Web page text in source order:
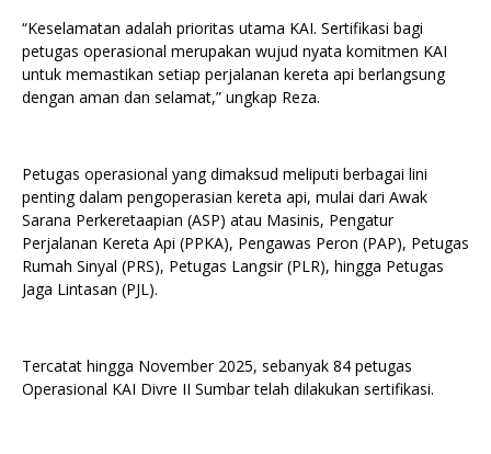
“Keselamatan adalah prioritas utama KAI. Sertifikasi bagi
petugas operasional merupakan wujud nyata komitmen KAI
untuk memastikan setiap perjalanan kereta api berlangsung
dengan aman dan selamat,” ungkap Reza.
Petugas operasional yang dimaksud meliputi berbagai lini
penting dalam pengoperasian kereta api, mulai dari Awak
Sarana Perkeretaapian (ASP) atau Masinis, Pengatur
Perjalanan Kereta Api (PPKA), Pengawas Peron (PAP), Petugas
Rumah Sinyal (PRS), Petugas Langsir (PLR), hingga Petugas
Jaga Lintasan (PJL).
Tercatat hingga November 2025, sebanyak 84 petugas
Operasional KAI Divre II Sumbar telah dilakukan sertifikasi.